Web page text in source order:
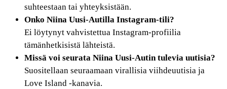
suhteestaan tai yhteyksistään.
Onko Niina Uusi-Autilla Instagram-tili?
Ei löytynyt vahvistettua Instagram-profiilia
tämänhetkisistä lähteistä.
Missä voi seurata Niina Uusi-Autin tulevia uutisia?
Suositellaan seuraamaan virallisia viihdeuutisia ja
Love Island -kanavia.